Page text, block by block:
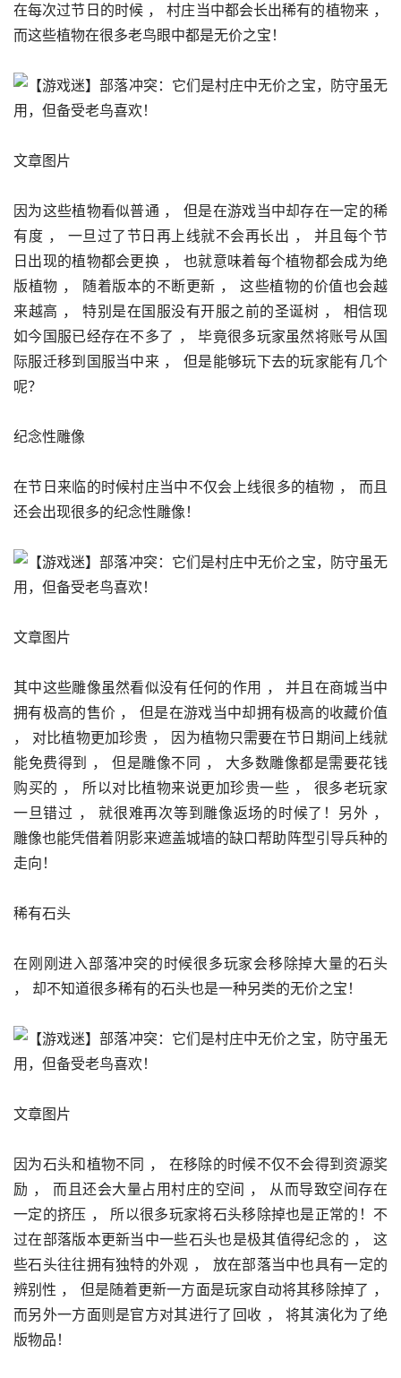
在每次过节日的时候 ， 村庄当中都会长出稀有的植物来 ，
而这些植物在很多老鸟眼中都是无价之宝！
文章图片
因为这些植物看似普通 ， 但是在游戏当中却存在一定的稀
有度 ， 一旦过了节日再上线就不会再长出 ， 并且每个节
日出现的植物都会更换 ， 也就意味着每个植物都会成为绝
版植物 ， 随着版本的不断更新 ， 这些植物的价值也会越
来越高 ， 特别是在国服没有开服之前的圣诞树 ， 相信现
如今国服已经存在不多了 ， 毕竟很多玩家虽然将账号从国
际服迁移到国服当中来 ， 但是能够玩下去的玩家能有几个
呢？
纪念性雕像
在节日来临的时候村庄当中不仅会上线很多的植物 ， 而且
还会出现很多的纪念性雕像！
文章图片
其中这些雕像虽然看似没有任何的作用 ， 并且在商城当中
拥有极高的售价 ， 但是在游戏当中却拥有极高的收藏价值
， 对比植物更加珍贵 ， 因为植物只需要在节日期间上线就
能免费得到 ， 但是雕像不同 ， 大多数雕像都是需要花钱
购买的 ， 所以对比植物来说更加珍贵一些 ， 很多老玩家
一旦错过 ， 就很难再次等到雕像返场的时候了！另外 ，
雕像也能凭借着阴影来遮盖城墙的缺口帮助阵型引导兵种的
走向！
稀有石头
在刚刚进入部落冲突的时候很多玩家会移除掉大量的石头
， 却不知道很多稀有的石头也是一种另类的无价之宝！
文章图片
因为石头和植物不同 ， 在移除的时候不仅不会得到资源奖
励 ， 而且还会大量占用村庄的空间 ， 从而导致空间存在
一定的挤压 ， 所以很多玩家将石头移除掉也是正常的！不
过在部落版本更新当中一些石头也是极其值得纪念的 ， 这
些石头往往拥有独特的外观 ， 放在部落当中也具有一定的
辨别性 ， 但是随着更新一方面是玩家自动将其移除掉了 ，
而另外一方面则是官方对其进行了回收 ， 将其演化为了绝
版物品！